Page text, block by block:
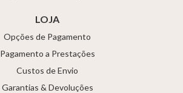
LOJA
Opções de Pagamento
Pagamento a Prestações
Custos de Envio
Garantias & Devoluções